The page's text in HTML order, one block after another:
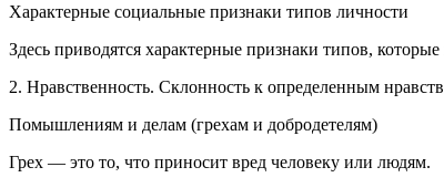
Характерные социальные признаки типов личности
Здесь приводятся характерные признаки типов,
2. Нравственность. Склонность к определенным
Помышлениям и делам (грехам и добродетелям)
Грех — это то, что приносит вред человеку или людям.